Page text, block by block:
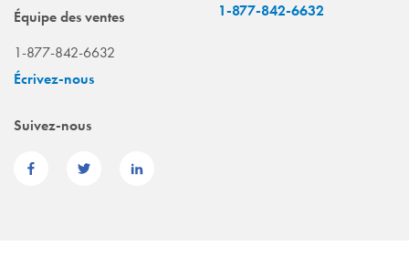
Équipe des ventes
1-877-842-6632
Écrivez-nous
1-877-842-6632
Suivez-nous